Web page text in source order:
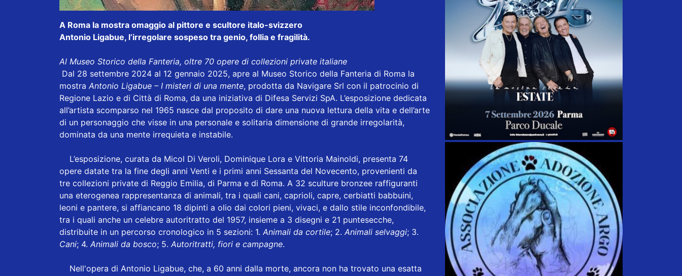
A Roma la mostra omaggio al pittore e scultore italo-svizzero
Antonio Ligabue, l’irregolare sospeso tra genio, follia e fragilità.
Al Museo Storico della Fanteria, oltre 70 opere di collezioni private italiane
Dal 28 settembre 2024 al 12 gennaio 2025, apre al Museo Storico della Fanteria di Roma la
mostra Antonio Ligabue – I misteri di una mente, prodotta da Navigare Srl con il patrocinio di
Regione Lazio e di Città di Roma, da una iniziativa di Difesa Servizi SpA. L’esposizione dedicata
all’artista scomparso nel 1965 nasce dal proposito di dare una nuova lettura della vita e dell’arte
di un personaggio che visse in una personale e solitaria dimensione di grande irregolarità,
dominata da una mente irrequieta e instabile.
L’esposizione, curata da Micol Di Veroli, Dominique Lora e Vittoria Mainoldi, presenta 74
opere datate tra la fine degli anni Venti e i primi anni Sessanta del Novecento, provenienti da
tre collezioni private di Reggio Emilia, di Parma e di Roma. A 32 sculture bronzee raffiguranti
una eterogenea rappresentanza di animali, tra i quali cani, caprioli, capre, cerbiatti babbuini,
leoni e pantere, si affiancano 18 dipinti a olio dai colori pieni, vivaci, e dallo stile inconfondibile,
tra i quali anche un celebre autoritratto del 1957, insieme a 3 disegni e 21 puntesecche,
distribuite in un percorso cronologico in 5 sezioni: 1. Animali da cortile; 2. Animali selvaggi; 3.
Cani; 4. Animali da bosco; 5. Autoritratti, fiori e campagne.
Nell'opera di Antonio Ligabue, che, a 60 anni dalla morte, ancora non ha trovato una esatta